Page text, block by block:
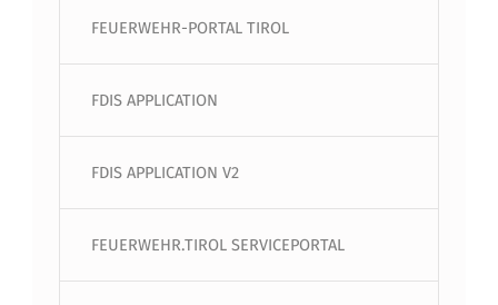
FEUERWEHR-PORTAL TIROL
FDIS APPLICATION
FDIS APPLICATION V2
FEUERWEHR.TIROL SERVICEPORTAL